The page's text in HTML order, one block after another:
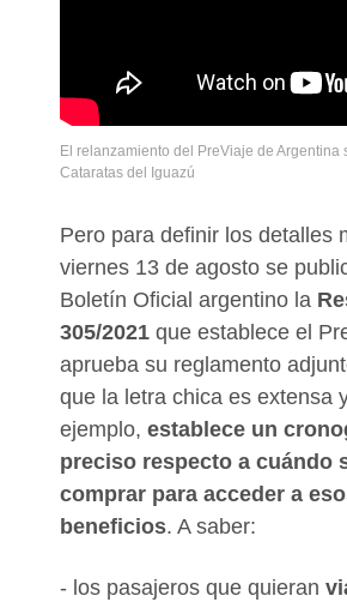
El relanzamiento del PreViaje de Argentina
Cataratas del Iguazú
Pero para definir los detalles
viernes 13 de agosto se
Boletín Oficial argentino la
305/2021 que establece el
aprueba su reglamento
que la letra chica es extensa
ejemplo, establece un
preciso respecto a cuándo
comprar para acceder a
beneficios. A saber:
- los pasajeros que quieran